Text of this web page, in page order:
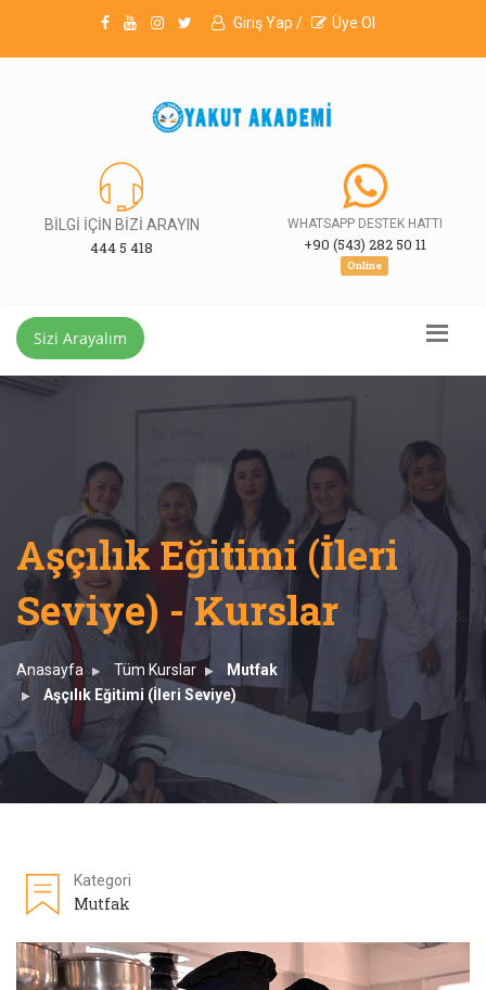
Giriş Yap / Üye Ol
BİLGİ İÇİN BİZİ ARAYIN
444 5 418
WHATSAPP DESTEK HATTI
+90 (543) 282 50 11
Online
Sizi Arayalım
Aşçılık Eğitimi (İleri
Seviye) - Kurslar
Anasayfa Tüm Kurslar
Mutfak
Aşçılık Eğitimi (İleri Seviye)
Kategori
Mutfak